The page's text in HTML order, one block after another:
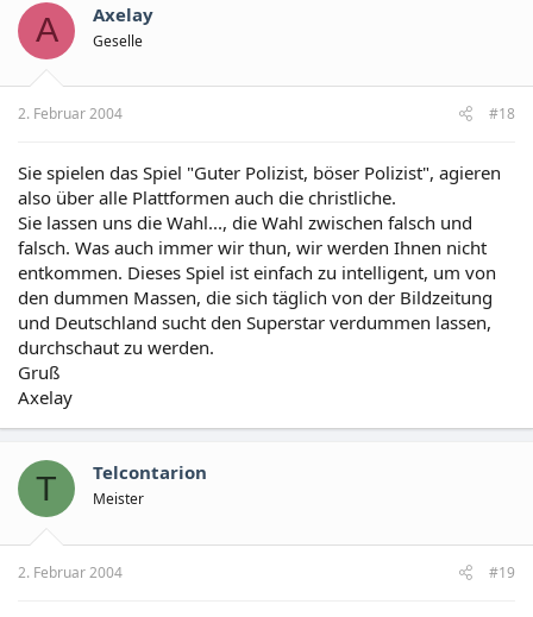
A Axelay
Geselle
2. Februar 2004 #18
Sie spielen das Spiel "Guter Polizist, böser Polizist", agieren
also über alle Plattformen auch die christliche.
Sie lassen uns die Wahl..., die Wahl zwischen falsch und
falsch. Was auch immer wir thun, wir werden Ihnen nicht
entkommen. Dieses Spiel ist einfach zu intelligent, um von
den dummen Massen, die sich täglich von der Bildzeitung
und Deutschland sucht den Superstar verdummen lassen,
durchschaut zu werden.
Gruß
Axelay
T Telcontarion
Meister
2. Februar 2004 #19